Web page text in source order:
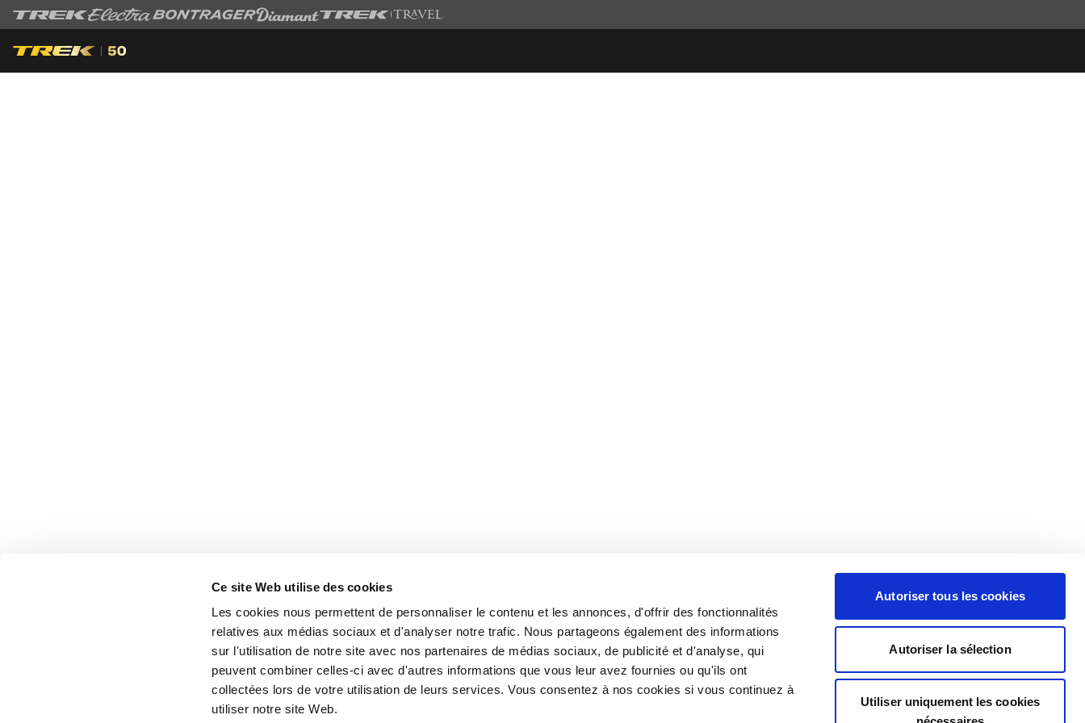
Ce site Web utilise des cookies
Les cookies nous permettent de personnaliser le contenu et les annonces, d'offrir des fonctionnalités
relatives aux médias sociaux et d'analyser notre trafic. Nous partageons également des informations
sur l'utilisation de notre site avec nos partenaires de médias sociaux, de publicité et d'analyse, qui
peuvent combiner celles-ci avec d'autres informations que vous leur avez fournies ou qu'ils ont
collectées lors de votre utilisation de leurs services. Vous consentez à nos cookies si vous continuez à
utiliser notre site Web.
Autoriser tous les cookies
Autoriser la sélection
Utiliser uniquement les cookies